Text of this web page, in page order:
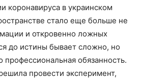
коронавируса в украинском
стало еще больше не
и откровенно ложных
до истины бывает сложно, но
профессиональная обязанность.
провести эксперимент,